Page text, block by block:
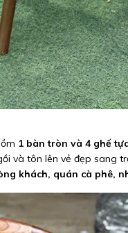
1 bàn tròn và 4 ghế
và tôn lên vẻ đẹp sang
khách, quán cà phê,